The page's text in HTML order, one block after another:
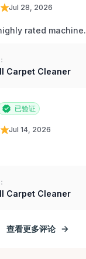
Jul 28, 2026
rated machine.
Carpet Cleaner
已验证
Jul 14, 2026
Carpet Cleaner
查看更多评论